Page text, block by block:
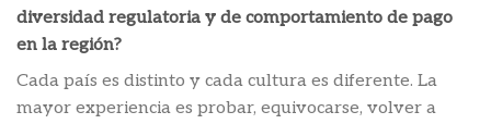
diversidad regulatoria y de comportamiento de pago
en la región?
Cada país es distinto y cada cultura es diferente. La
mayor experiencia es probar, equivocarse, volver a